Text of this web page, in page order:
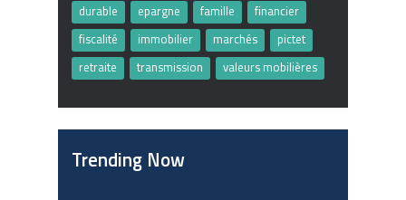
durable epargne famille
financier
fiscalité
immobilier marchés
pictet
retraite
transmission valeurs mobilières
Trending Now